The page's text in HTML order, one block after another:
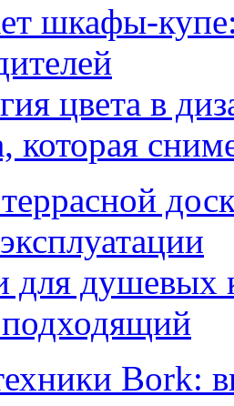
шкафы-
цвета в
которая
душевых
Bork: